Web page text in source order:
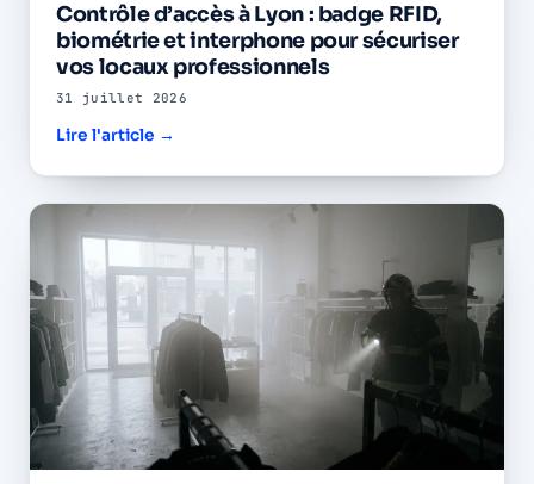
Contrôle d’accès à Lyon : badge RFID,
biométrie et interphone pour sécuriser
vos locaux professionnels
31 juillet 2026
Lire l'article →